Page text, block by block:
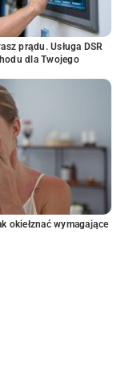
prądu. Usługa DSR
dla Twojego
okiełznać wymagające